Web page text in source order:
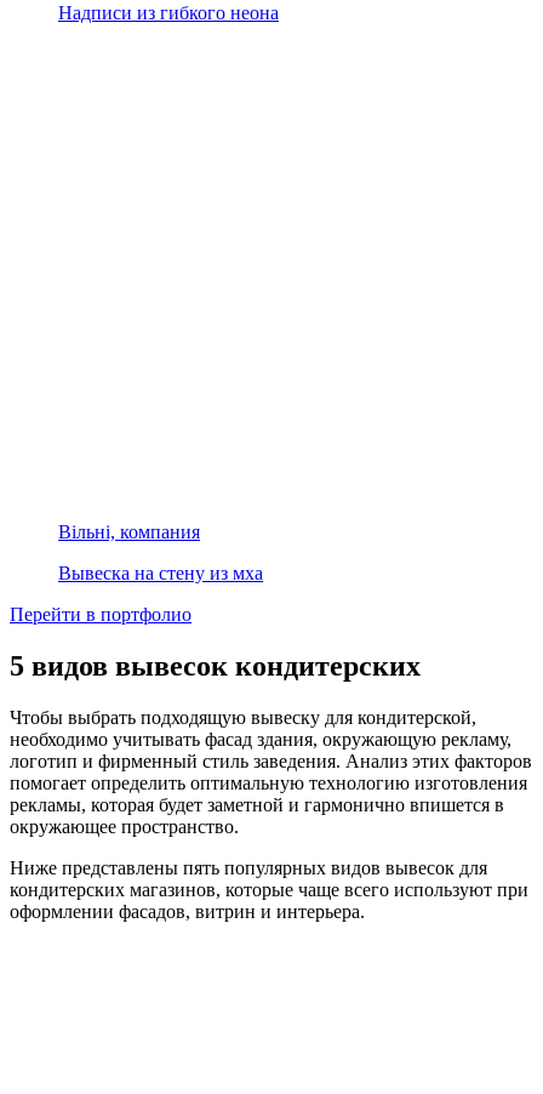
Надписи из гибкого неона
Вільні, компания
Вывеска на стену из мха
Перейти в портфолио
5 видов вывесок кондитерских
Чтобы выбрать подходящую вывеску для кондитерской,
необходимо учитывать фасад здания, окружающую рекламу,
логотип и фирменный стиль заведения. Анализ этих факторов
помогает определить оптимальную технологию изготовления
рекламы, которая будет заметной и гармонично впишется в
окружающее пространство.
Ниже представлены пять популярных видов вывесок для
кондитерских магазинов, которые чаще всего используют при
оформлении фасадов, витрин и интерьера.